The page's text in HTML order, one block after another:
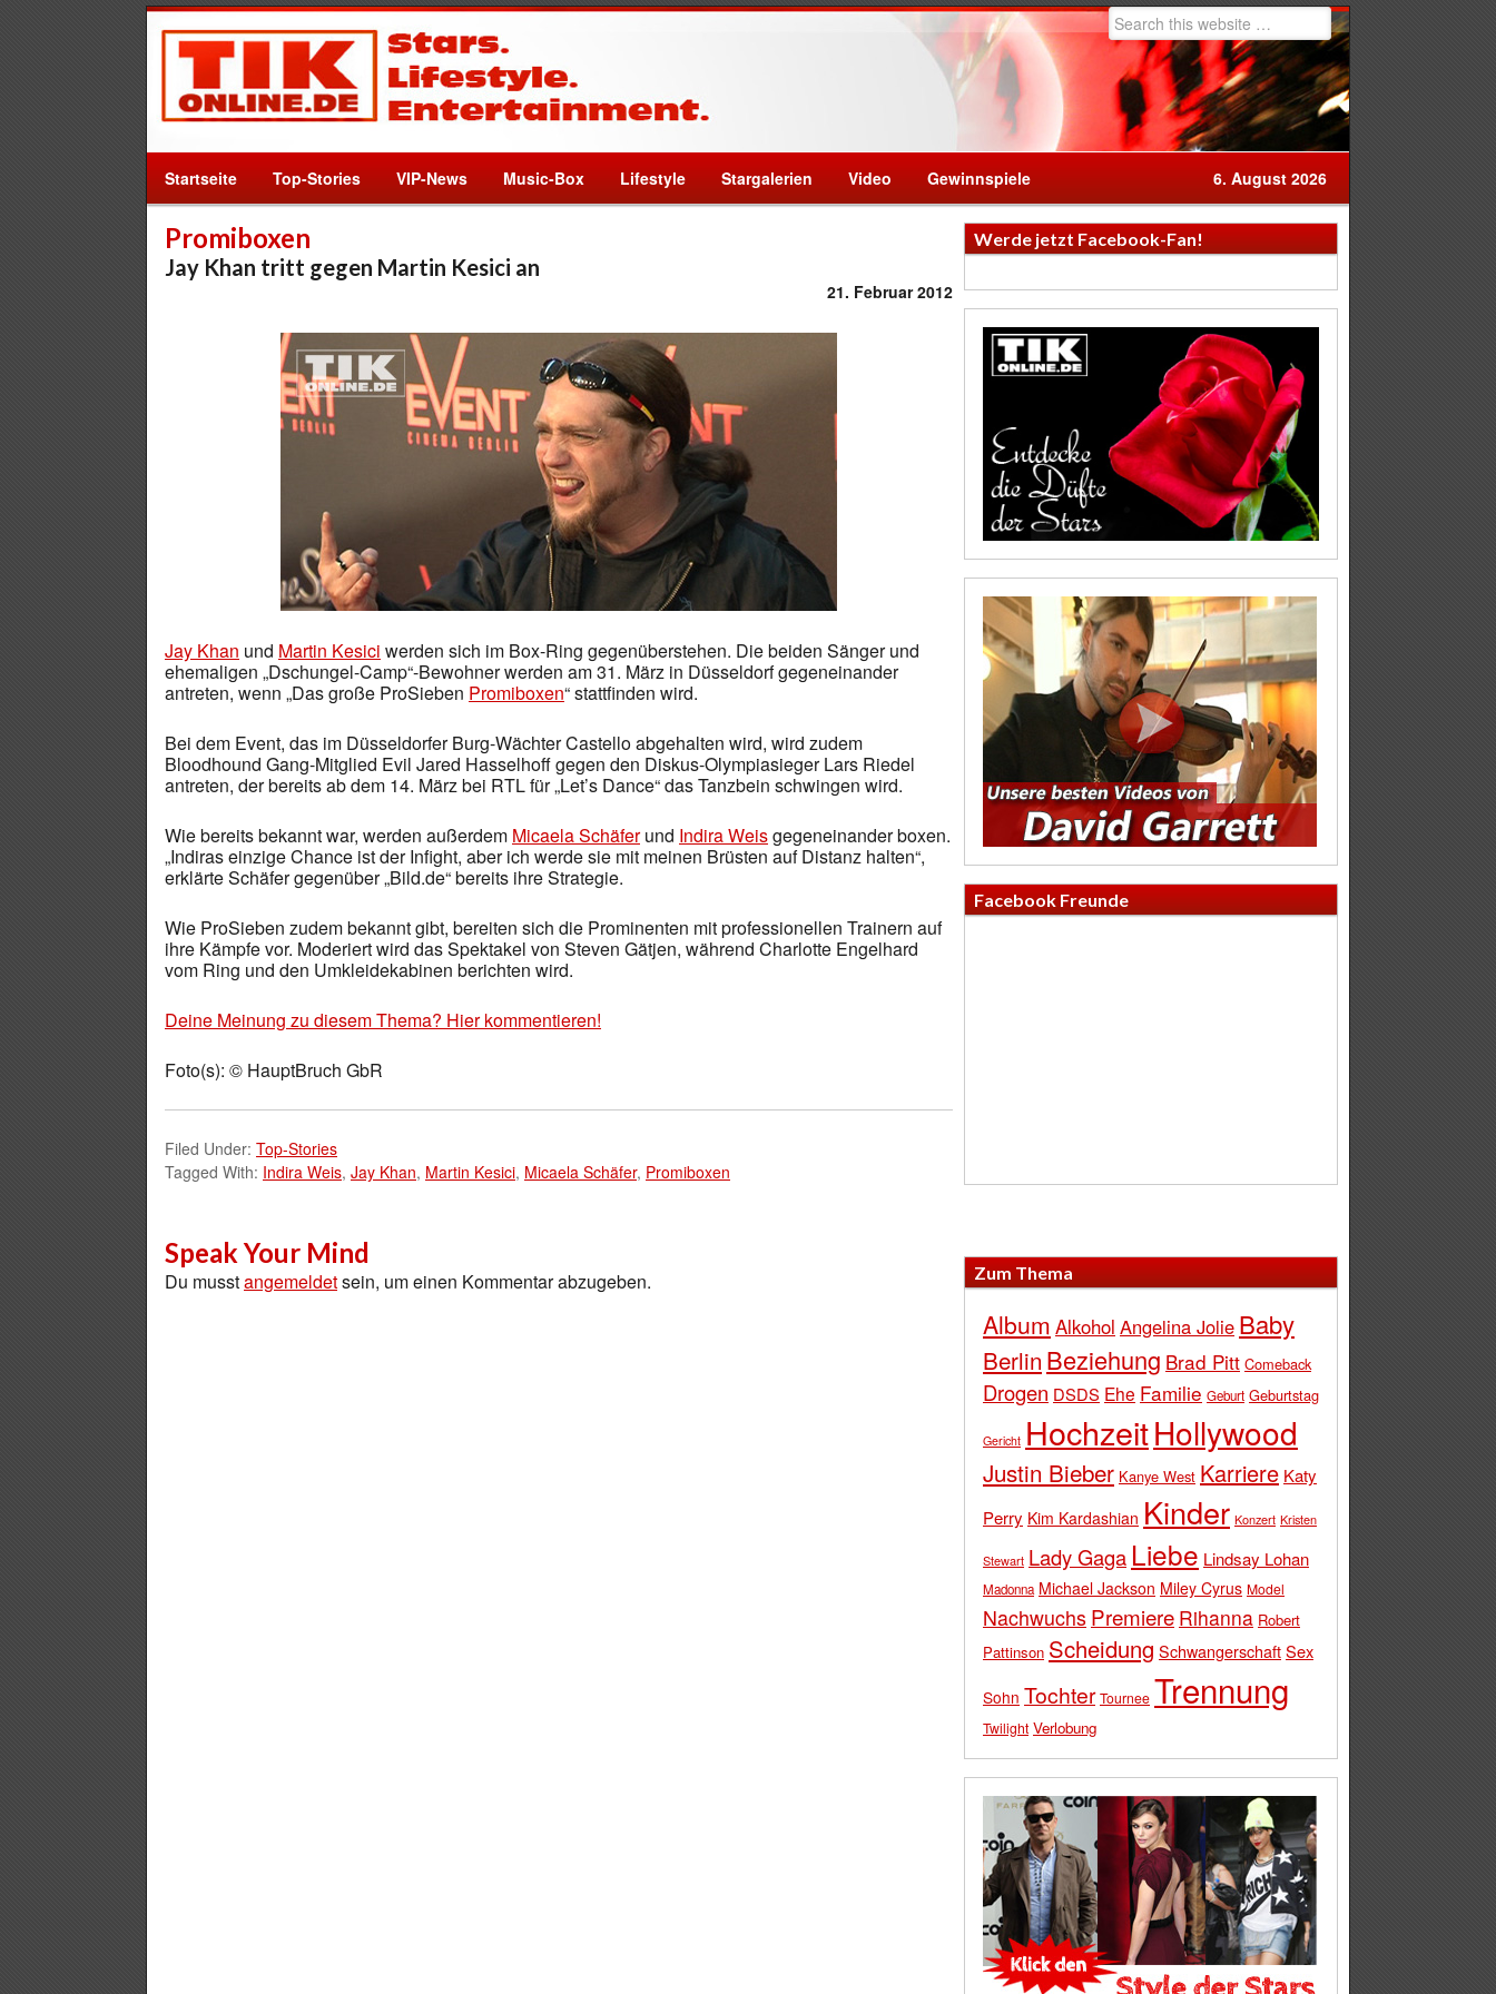
Startseite Top-Stories VIP-News Music-Box Lifestyle Stargalerien Video Gewinnspiele 6. August 2026
Promiboxen
Jay Khan tritt gegen Martin Kesici an
21. Februar 2012
Jay Khan und Martin Kesici werden sich im Box-Ring gegenüberstehen. Die beiden Sänger und
ehemaligen „Dschungel-Camp“-Bewohner werden am 31. März in Düsseldorf gegeneinander
antreten, wenn „Das große ProSieben Promiboxen“ stattfinden wird.
Bei dem Event, das im Düsseldorfer Burg-Wächter Castello abgehalten wird, wird zudem
Bloodhound Gang-Mitglied Evil Jared Hasselhoff gegen den Diskus-Olympiasieger Lars Riedel
antreten, der bereits ab dem 14. März bei RTL für „Let’s Dance“ das Tanzbein schwingen wird.
Wie bereits bekannt war, werden außerdem Micaela Schäferund Indira Weisgegeneinander boxen.
„Indiras einzige Chance ist der Infight, aber ich werde sie mit meinen Brüsten auf Distanz halten“,
erklärte Schäfer gegenüber „Bild.de“ bereits ihre Strategie.
Wie ProSieben zudem bekannt gibt, bereiten sich die Prominenten mit professionellen Trainern auf
ihre Kämpfe vor. Moderiert wird das Spektakel von Steven Gätjen, während Charlotte Engelhard
vom Ring und den Umkleidekabinen berichten wird.
Deine Meinung zu diesem Thema? Hier kommentieren!
Foto(s): © HauptBruch GbR
Filed Under: Top-Stories
Tagged With: Indira Weis, Jay Khan, Martin Kesici, Micaela Schäfer, Promiboxen
Speak Your Mind
Du musstangemeldetsein, um einen Kommentar abzugeben.
Werde jetzt Facebook-Fan!
Facebook Freunde
Zum Thema
Album Alkohol Angelina Jolie Baby
Berlin Beziehung Brad Pitt Comeback
Drogen DSDS Ehe Familie Geburt Geburtstag
Gericht HochzeitHollywood
Justin Bieber Kanye West Karriere Katy
Perry Kim Kardashian Kinder Konzert Kristen
Stewart Lady Gaga Liebe Lindsay Lohan
Madonna Michael Jackson Miley Cyrus Model
Nachwuchs Premiere Rihanna Robert
Pattinson Scheidung SchwangerschaftSex
Sohn Tochter Tournee Trennung
Twilight Verlobung